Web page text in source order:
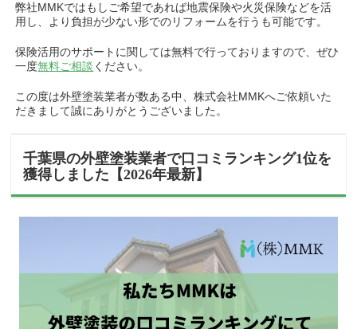
弊社MMKではもしご希望であれば地震保険や火災保険などを活
用し、より負担が少ない形でのリフォームを行うも可能です。
保険活用のサポートに関しては無料で行っておりますので、ぜひ
一度無料ご相談 ください。
この度は外壁塗装業者が数ある中、株式会社MMKへご依頼いた
だきまして誠にありがとうございました。
千葉県の外壁塗装業者で口コミランキング1位を
獲得しました【2026年最新】